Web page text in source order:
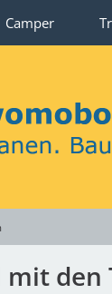
Camper
den